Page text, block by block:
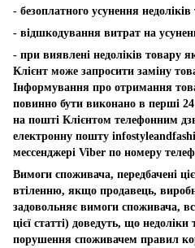
- безоплатного усунення
- відшкодування витрат на
- при виявлені недоліків товару
Клієнт може запросити заміну
Інформування про отримання
повинно бути виконано в перші
на пошті Клієнтом телефонним
електронну пошту
мессенджері Viber по номеру
Вимоги споживача, передбачені
втіленню, якщо продавець,
задовольняє вимоги споживача,
цієї статті) доведуть, що
порушення споживачем правил